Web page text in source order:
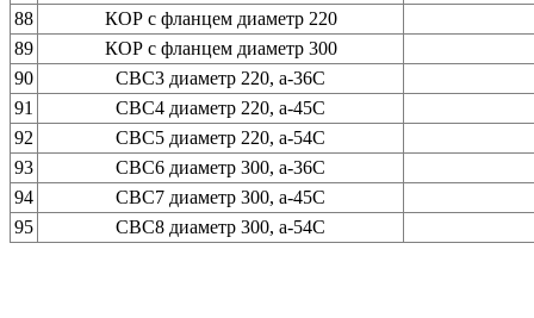
88
КОР с фланцем диаметр 220
89
КОР с фланцем диаметр 300
90
СВС3 диаметр 220, а-36С
91
СВС4 диаметр 220, а-45С
92
СВС5 диаметр 220, а-54С
93
СВС6 диаметр 300, а-36С
94
СВС7 диаметр 300, а-45С
95
СВС8 диаметр 300, а-54С